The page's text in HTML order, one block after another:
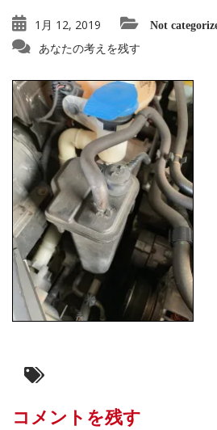
1月 12, 2019 Not
あなたの考えを残す
コメントを残す